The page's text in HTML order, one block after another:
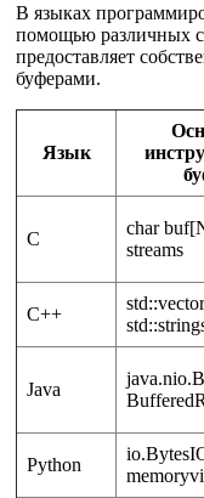
В языках
помощью различных
предоставляет
буферами.
Язык
C
char
streams
C++
Java
Python